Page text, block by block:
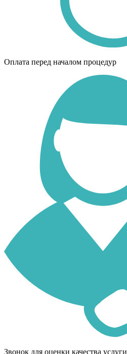
Оплата перед началом процедур
Звонок для оценки качества услуги